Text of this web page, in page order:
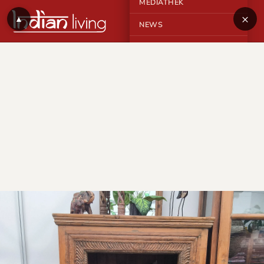
MEDIATHEK
NEWS ×
▲